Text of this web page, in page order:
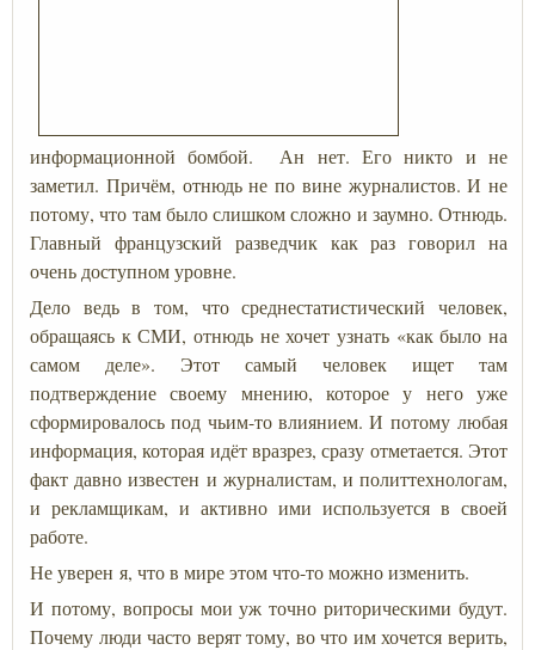
информационной бомбой. Ан нет. Его никто и не
заметил. Причём, отнюдь не по вине журналистов. И не
потому, что там было слишком сложно и заумно. Отнюдь.
Главный французский разведчик как раз говорил на
очень доступном уровне.
Дело ведь в том, что среднестатистический человек,
обращаясь к СМИ, отнюдь не хочет узнать «как было на
самом деле». Этот самый человек ищет там
подтверждение своему мнению, которое у него уже
сформировалось под чьим-то влиянием. И потому любая
информация, которая идёт вразрез, сразу отметается. Этот
факт давно известен и журналистам, и политтехнологам,
и рекламщикам, и активно ими используется в своей
работе.
Не уверен я, что в мире этом что-то можно изменить.
И потому, вопросы мои уж точно риторическими будут.
Почему люди часто верят тому, во что им хочется верить,